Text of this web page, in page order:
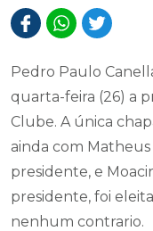
Pedro Paulo
quarta-feira (26) a
Clube. A única
ainda com
presidente, e
presidente, foi
nenhum contrario.